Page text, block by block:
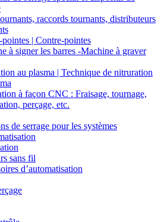
raccords tournants, distributeurs
| Contre-pointes
à signer les barres -Machine à graver
au plasma | Technique de nitruration
à façon CNC : Fraisage, tournage,
perçage, etc.
de serrage pour les systèmes
sans fil
d’automatisation